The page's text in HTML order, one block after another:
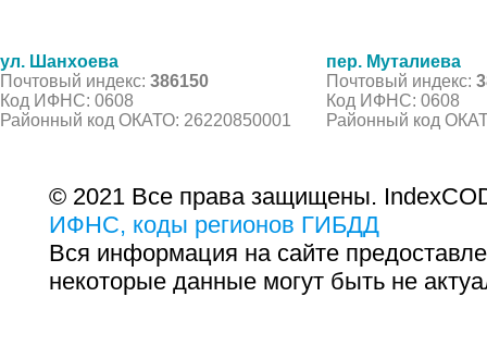
ул. Шанхоева
Почтовый индекс: 386150
Код ИФНС: 0608
Районный код ОКАТО: 26220850001
пер. Муталиева
Почтовый индекс:
Код ИФНС: 0608
Районный код
© 2021 Все права защищены.
ИФНС, коды регионов ГИБДД
Вся информация на сайте
некоторые данные могут быть не